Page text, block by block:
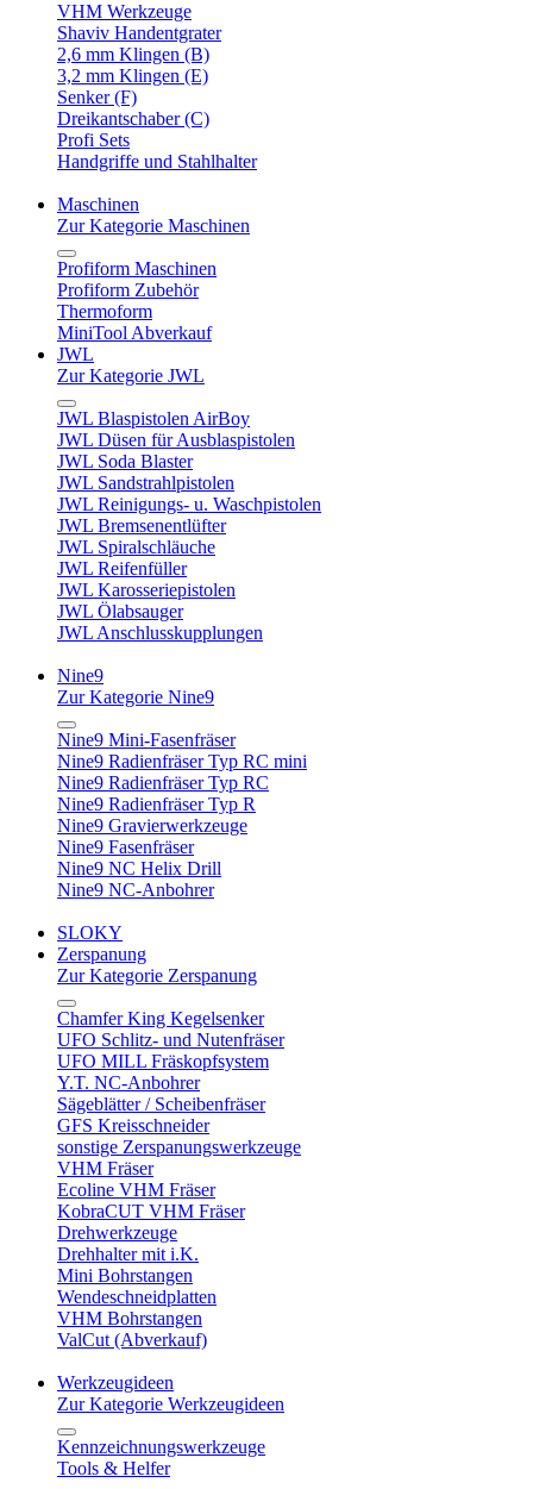
VHM Werkzeuge
Shaviv Handentgrater
2,6 mm Klingen (B)
3,2 mm Klingen (E)
Senker (F)
Dreikantschaber (C)
Profi Sets
Handgriffe und Stahlhalter
Maschinen
Zur Kategorie Maschinen
Profiform Maschinen
Profiform Zubehör
Thermoform
MiniTool Abverkauf
JWL
Zur Kategorie JWL
JWL Blaspistolen AirBoy
JWL Düsen für Ausblaspistolen
JWL Soda Blaster
JWL Sandstrahlpistolen
JWL Reinigungs- u. Waschpistolen
JWL Bremsenentlüfter
JWL Spiralschläuche
JWL Reifenfüller
JWL Karosseriepistolen
JWL Ölabsauger
JWL Anschlusskupplungen
Nine9
Zur Kategorie Nine9
Nine9 Mini-Fasenfräser
Nine9 Radienfräser Typ RC mini
Nine9 Radienfräser Typ RC
Nine9 Radienfräser Typ R
Nine9 Gravierwerkzeuge
Nine9 Fasenfräser
Nine9 NC Helix Drill
Nine9 NC-Anbohrer
SLOKY
Zerspanung
Zur Kategorie Zerspanung
Chamfer King Kegelsenker
UFO Schlitz- und Nutenfräser
UFO MILL Fräskopfsystem
Y.T. NC-Anbohrer
Sägeblätter / Scheibenfräser
GFS Kreisschneider
sonstige Zerspanungswerkzeuge
VHM Fräser
Ecoline VHM Fräser
KobraCUT VHM Fräser
Drehwerkzeuge
Drehhalter mit i.K.
Mini Bohrstangen
Wendeschneidplatten
VHM Bohrstangen
ValCut (Abverkauf)
Werkzeugideen
Zur Kategorie Werkzeugideen
Kennzeichnungswerkzeuge
Tools & Helfer